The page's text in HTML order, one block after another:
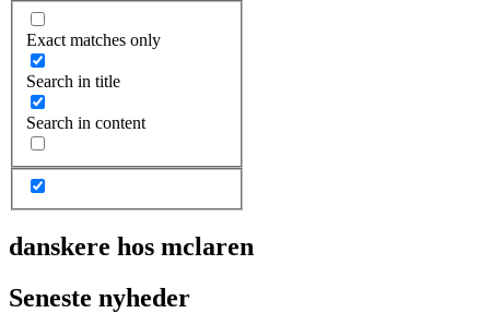
Exact matches only
Search in title
Search in content
danskere hos mclaren
Seneste nyheder